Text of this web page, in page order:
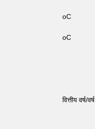
oC
oC
वित्तीय वर्ष/वर्ष